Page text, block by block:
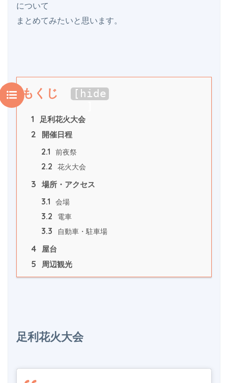
について
もくじ [ hide
1 足利花火大会
2 開催日程
2.1 前夜祭
2.2 花火大会
3 場所・アクセス
3.1 会場
3.2 電車
3.3 自動車・駐車場
4 屋台
5 周辺観光
足利花火大会